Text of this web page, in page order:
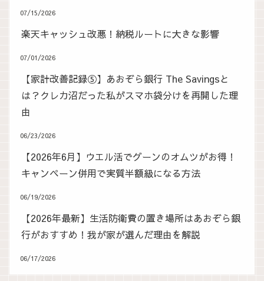
07/15/2026
楽天キャッシュ改悪！納税ルートに大きな影響
07/01/2026
【家計改善記録⑤】あおぞら銀行 The Savingsと
は？クレカ沼だった私がスマホ袋分けを再開した理
由
06/23/2026
【2026年6月】ウエル活でグーンのオムツがお得！
キャンペーン併用で実質半額級になる方法
06/19/2026
【2026年最新】生活防衛費の置き場所はあおぞら銀
行がおすすめ！我が家が選んだ理由を解説
06/17/2026